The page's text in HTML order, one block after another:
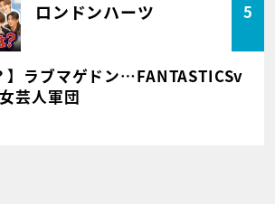
ロンドンハーツ 5
】ラブマゲドン…FANTASTICSv
芸人軍団